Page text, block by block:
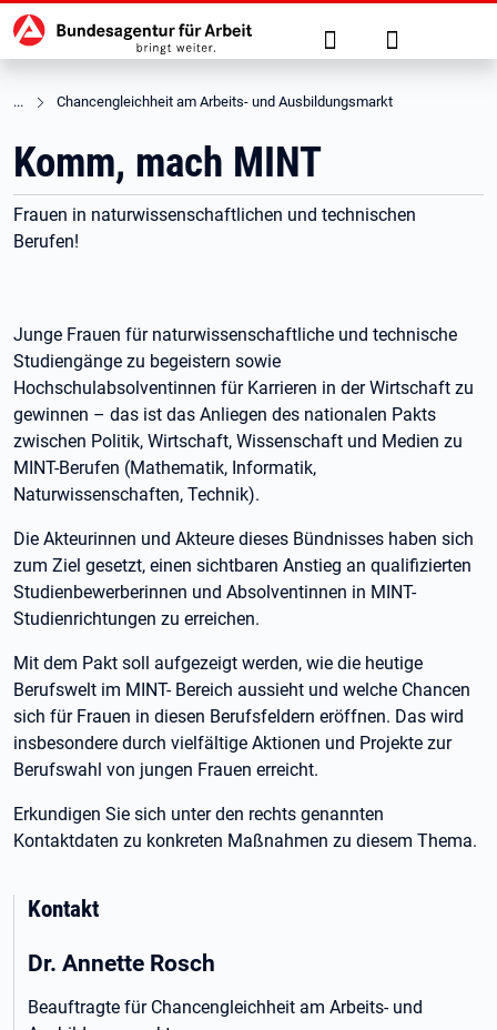
zu den Hauptinhalten springen
Hauptnavigation Suche Anmelden
Chancengleichheit am Arbeits- und Ausbildungsmarkt
Komm, mach MINT
Frauen in naturwissenschaftlichen und technischen
Berufen!
Junge Frauen für naturwissenschaftliche und technische
Studiengänge zu begeistern sowie
Hochschulabsolventinnen für Karrieren in der Wirtschaft zu
gewinnen – das ist das Anliegen des nationalen Pakts
zwischen Politik, Wirtschaft, Wissenschaft und Medien zu
MINT-Berufen (Mathematik, Informatik,
Naturwissenschaften, Technik).
Die Akteurinnen und Akteure dieses Bündnisses haben sich
zum Ziel gesetzt, einen sichtbaren Anstieg an qualifizierten
Studienbewerberinnen und Absolventinnen in MINT-
Studienrichtungen zu erreichen.
Mit dem Pakt soll aufgezeigt werden, wie die heutige
Berufswelt im MINT- Bereich aussieht und welche Chancen
sich für Frauen in diesen Berufsfeldern eröffnen. Das wird
insbesondere durch vielfältige Aktionen und Projekte zur
Berufswahl von jungen Frauen erreicht.
Erkundigen Sie sich unter den rechts genannten
Kontaktdaten zu konkreten Maßnahmen zu diesem Thema.
Kontakt
Dr. Annette Rosch
Beauftragte für Chancengleichheit am Arbeits- und